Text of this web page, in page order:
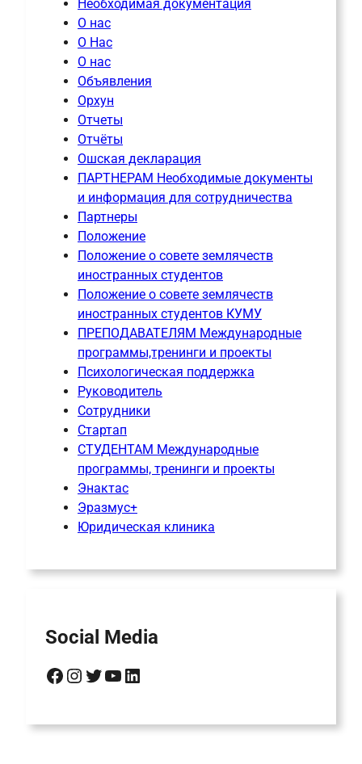
Необходимая документация
О нас
О Нас
О нас
Объявления
Орхун
Отчеты
Отчёты
Ошская декларация
ПАРТНЕРАМ Необходимые документы
и информация для сотрудничества
Партнеры
Положение
Положение о совете землячеств
иностранных студентов
Положение о совете землячеств
иностранных студентов КУМУ
ПРЕПОДАВАТЕЛЯМ Международные
программы,тренинги и проекты
Психологическая поддержка
Руководитель
Сотрудники
Стартап
СТУДЕНТАМ Международные
программы, тренинги и проекты
Энактас
Эразмус+
Юридическая клиника
Social Media
Facebook Instagram Twitter YouTube LinkedIn